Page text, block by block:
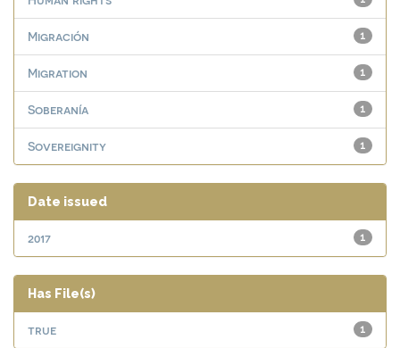
1
Migración
1
Migration
1
Soberanía
1
Sovereignity
Date issued
1
2017
Has File(s)
1
true